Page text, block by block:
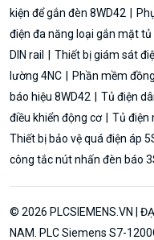
kiện để gắn đèn 8WD42
điện đa năng loại gắn mặt tủ
DIN rail
Thiết bị giám sát
lường 4NC
Phần mềm
báo hiệu 8WD42
Tủ điện
điều khiển động cơ
Tủ điện
Thiết bị bảo vệ quá điện áp
công tắc nút nhấn đèn báo
© 2026 PLCSIEMENS.VN |
NAM. PLC Siemens S7-